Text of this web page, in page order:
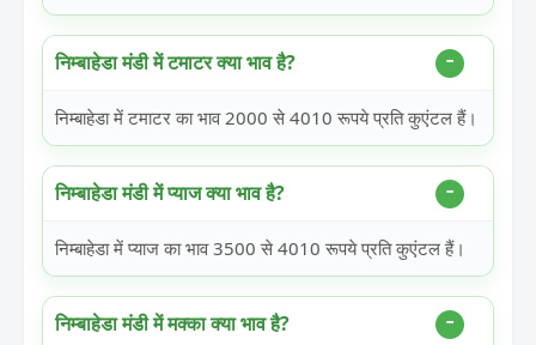
निम्बाहेडा मंडी में टमाटर क्या भाव है?
निम्बाहेडा में टमाटर का भाव 2000 से 4010 रूपये प्रति कुएंटल हैं।
निम्बाहेडा मंडी में प्याज क्या भाव है?
निम्बाहेडा में प्याज का भाव 3500 से 4010 रूपये प्रति कुएंटल हैं।
निम्बाहेडा मंडी में मक्का क्या भाव है?